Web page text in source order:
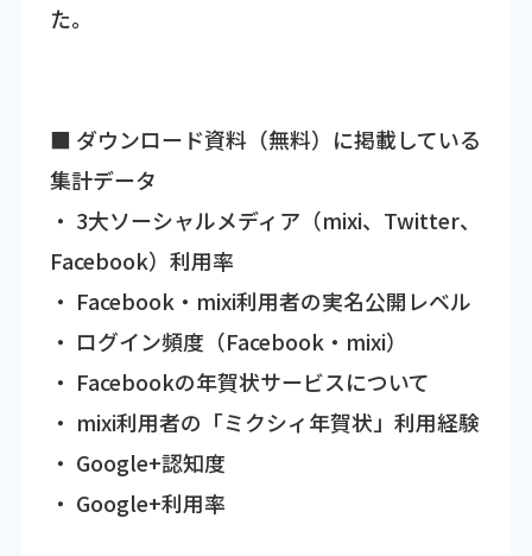
た。
■ ダウンロード資料（無料）に掲載している
集計データ
・ 3大ソーシャルメディア（mixi、Twitter、
Facebook）利用率
・ Facebook・mixi利用者の実名公開レベル
・ ログイン頻度（Facebook・mixi）
・ Facebookの年賀状サービスについて
・ mixi利用者の「ミクシィ年賀状」利用経験
・ Google+認知度
・ Google+利用率